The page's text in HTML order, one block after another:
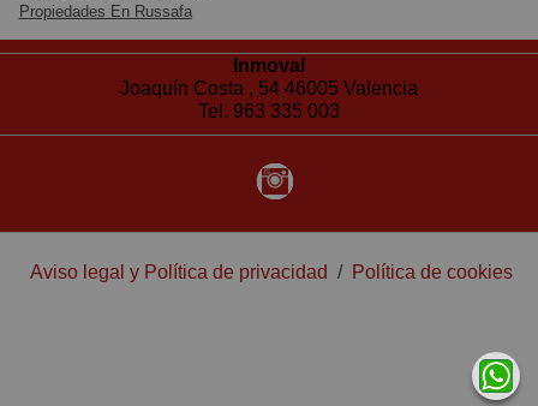
Propiedades En Russafa
Inmoval
Joaquín Costa , 54 46005 Valencia
Tel. 963 335 003
Aviso legal y Política de privacidad / Política de cookies